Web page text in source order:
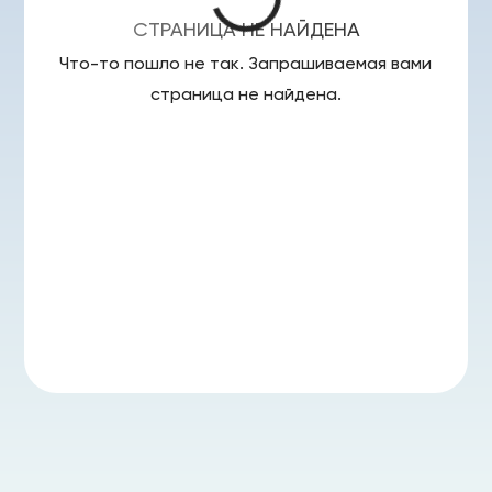
СТРАНИЦА НЕ НАЙДЕНА
Что-то пошло не так. Запрашиваемая вами
страница не найдена.